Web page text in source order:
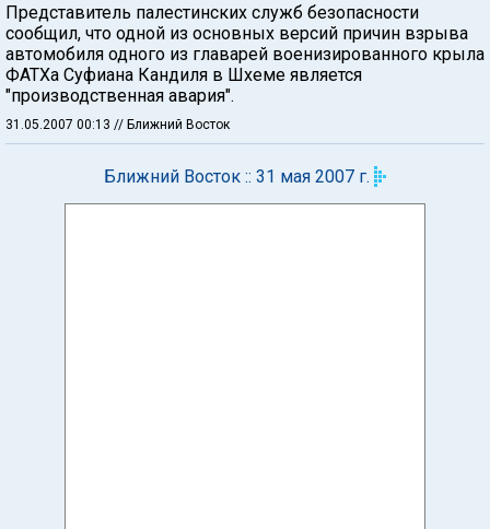
Представитель палестинских служб безопасности
сообщил, что одной из основных версий причин взрыва
автомобиля одного из главарей военизированного крыла
ФАТХа Суфиана Кандиля в Шхеме является
"производственная авария".
31.05.2007 00:13 // Ближний Восток
Ближний Восток :: 31 мая 2007 г.